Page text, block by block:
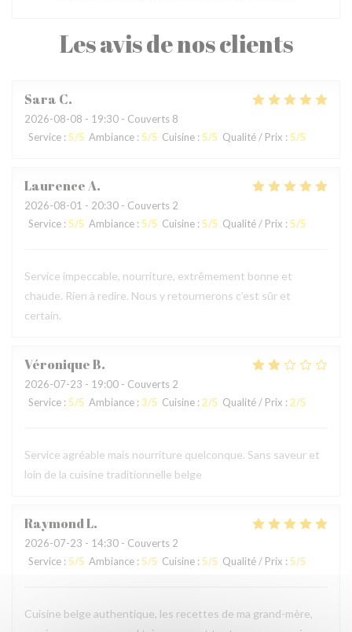
Les avis de nos clients
Sara C
2026-08-08 - 19:30 - Couverts 8
Service : 5/5 Ambiance : 5/5 Cuisine : 5/5 Qualité / Prix : 5/5
LaurenceA
2026-08-01 - 20:30 - Couverts 2
Service : 5/5 Ambiance : 5/5 Cuisine : 5/5 Qualité / Prix : 5/5
Service impeccable, nourriture, extrêmement bonne et
chaude. Rien à redire. Nous y retournerons c’est sûr et
certain.
VéroniqueB
2026-07-23 - 19:00 - Couverts 2
Service : 5/5 Ambiance : 3/5 Cuisine : 2/5 Qualité / Prix : 2/5
Service agréable mais nourriture quelconque. Sans saveur et
loin de la cuisine traditionnelle belge
RaymondL
2026-07-23 - 14:30 - Couverts 2
Service : 5/5 Ambiance : 5/5 Cuisine : 5/5 Qualité / Prix : 5/5
Cuisine belge authentique, les recettes de ma grand-mère,